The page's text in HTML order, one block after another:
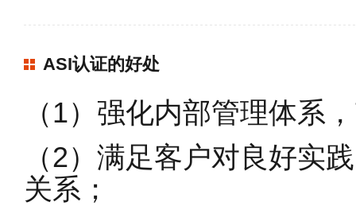
ASI认证的好处
（1）强化内部管理体系
（2）满足客户对良好实
关系；